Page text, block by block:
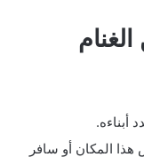
أبناءه.
المكان أو سافر